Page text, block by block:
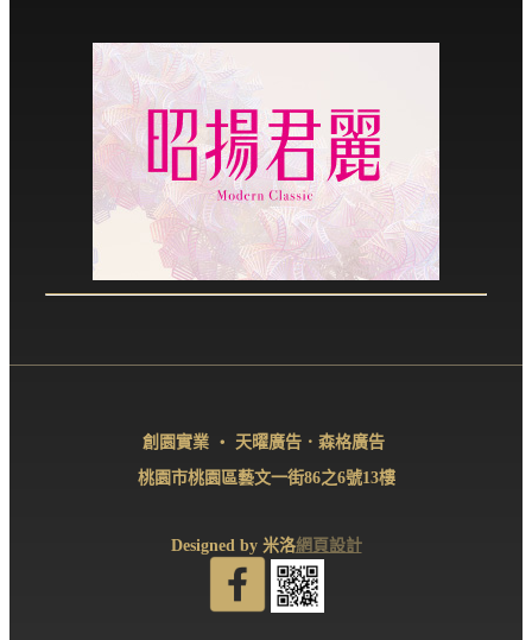
創園實業 ‧ 天曜廣告．森格廣告
桃園市桃園區藝文一街86之6號13樓
Designed by 米洛網頁設計